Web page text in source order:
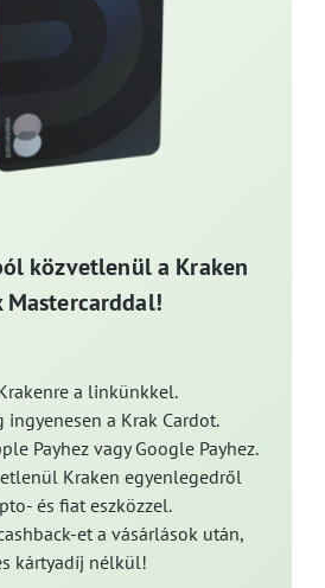
közvetlenül a Kraken
Mastercarddal!
a linkünkkel.
ingyenesen a Krak Cardot.
Payhez vagy Google Payhez.
Kraken egyenlegedről
és fiat eszközzel.
et a vásárlások után,
kártyadíj nélkül!